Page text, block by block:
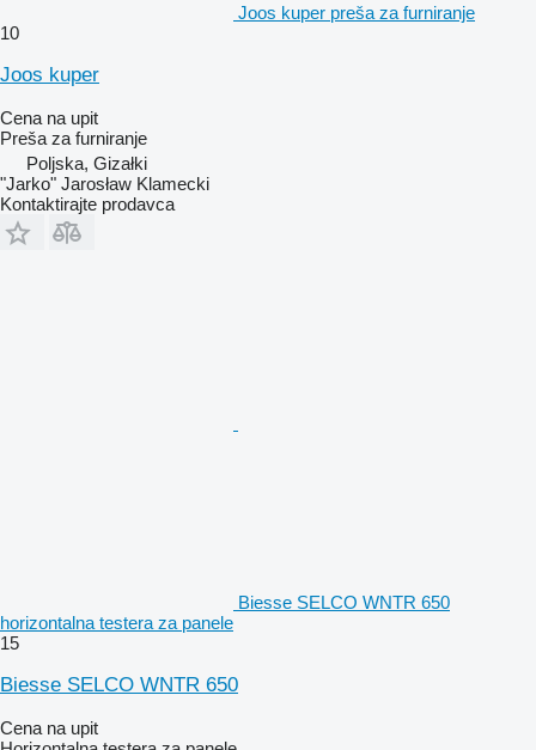
Joos kuper preša za furniranje
10
Joos kuper
Cena na upit
Preša za furniranje
Poljska, Gizałki
"Jarko" Jarosław Klamecki
Kontaktirajte prodavca
Biesse SELCO WNTR 650
horizontalna testera za panele
15
Biesse SELCO WNTR 650
Cena na upit